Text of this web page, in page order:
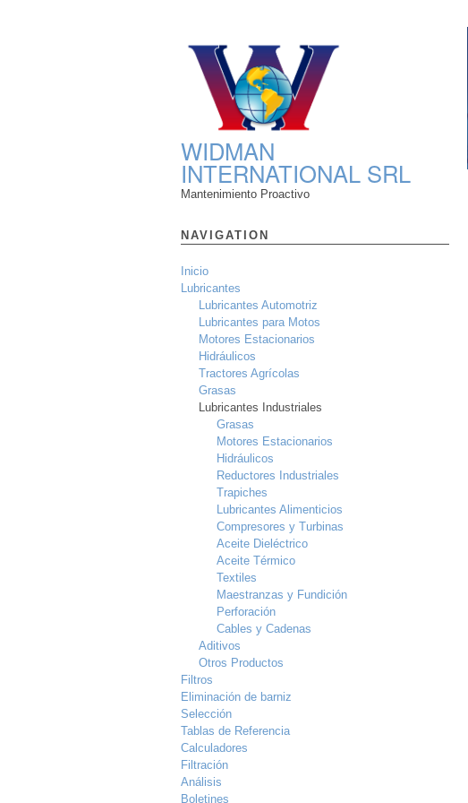
WIDMAN
INTERNATIONAL SRL
Mantenimiento Proactivo
NAVIGATION
Inicio
Lubricantes
Lubricantes Automotriz
Lubricantes para Motos
Motores Estacionarios
Hidráulicos
Tractores Agrícolas
Grasas
Lubricantes Industriales
Grasas
Motores Estacionarios
Hidráulicos
Reductores Industriales
Trapiches
Lubricantes Alimenticios
Compresores y Turbinas
Aceite Dieléctrico
Aceite Térmico
Textiles
Maestranzas y Fundición
Perforación
Cables y Cadenas
Aditivos
Otros Productos
Filtros
Eliminación de barniz
Selección
Tablas de Referencia
Calculadores
Filtración
Análisis
Boletines